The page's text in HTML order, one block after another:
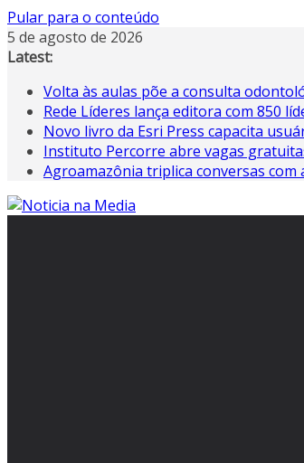
Pular para o conteúdo
5 de agosto de 2026
Latest:
Volta às aulas põe a consulta
Rede Líderes lança editora com 850
Novo livro da Esri Press capacita
Instituto Percorre abre vagas
Agroamazônia triplica conversas com